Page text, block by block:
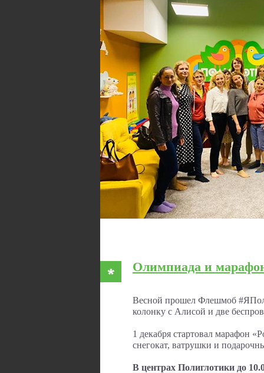
Олимпиада и
Весной прошел Флешмоб
колонку с Алисой и две
1 декабря стартовал марафон
снегокат, ватрушки и
В центрах Полиглотики до